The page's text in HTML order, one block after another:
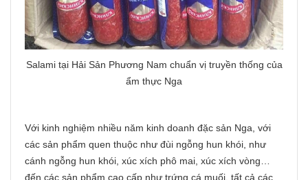
Salami tại Hải Sản Phương Nam chuẩn vị truyền thống của
ẩm thực Nga
Với kinh nghiệm nhiều năm kinh doanh đặc sản Nga, với
các sản phẩm quen thuộc như đùi ngỗng hun khói, như
cánh ngỗng hun khói, xúc xích phô mai, xúc xích vòng…
đến các sản phẩm cao cấp như trứng cá muối, tất cả các